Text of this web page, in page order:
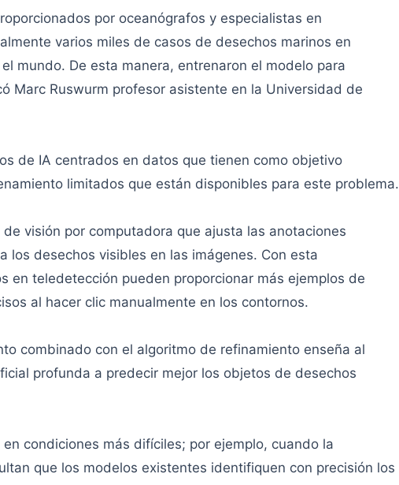
por oceanógrafos y especialistas en
varios miles de casos de desechos marinos en
mundo. De esta manera, entrenaron el modelo para
Marc Ruswurm profesor asistente en la Universidad de
de IA centrados en datos que tienen como objetivo
limitados que están disponibles para este problema.
visión por computadora que ajusta las anotaciones
los desechos visibles en las imágenes. Con esta
en teledetección pueden proporcionar más ejemplos de
al hacer clic manualmente en los contornos.
combinado con el algoritmo de refinamiento enseña al
profunda a predecir mejor los objetos de desechos
condiciones más difíciles; por ejemplo, cuando la
que los modelos existentes identifiquen con precisión los